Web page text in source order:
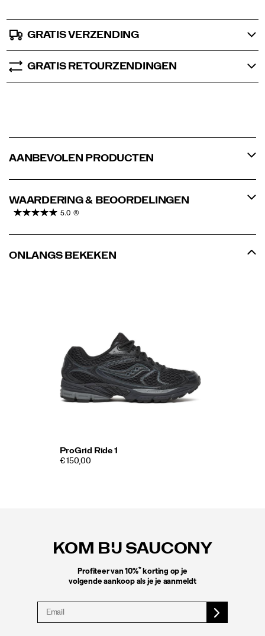
GRATIS VERZENDING
GRATIS RETOURZENDINGEN
AANBEVOLEN PRODUCTEN
WAARDERING & BEOORDELINGEN
5.0 (5)
ONLANGS BEKEKEN
ProGrid Ride 1
€ 150,00
KOM BIJ SAUCONY
Profiteer van 10%* korting op je
volgende aankoop als je je aanmeldt